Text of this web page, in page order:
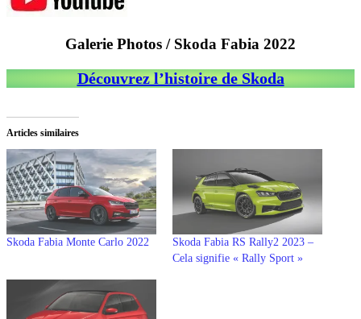
Galerie Photos / Skoda Fabia 2022
Découvrez l’histoire de Skoda
Articles similaires
Skoda Fabia Monte Carlo 2022
Skoda Fabia RS Rally2 2023 –
Cela signifie « Rally Sport »